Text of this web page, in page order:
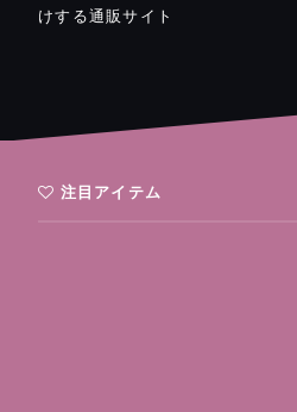
けする通販サイト
注目アイテム